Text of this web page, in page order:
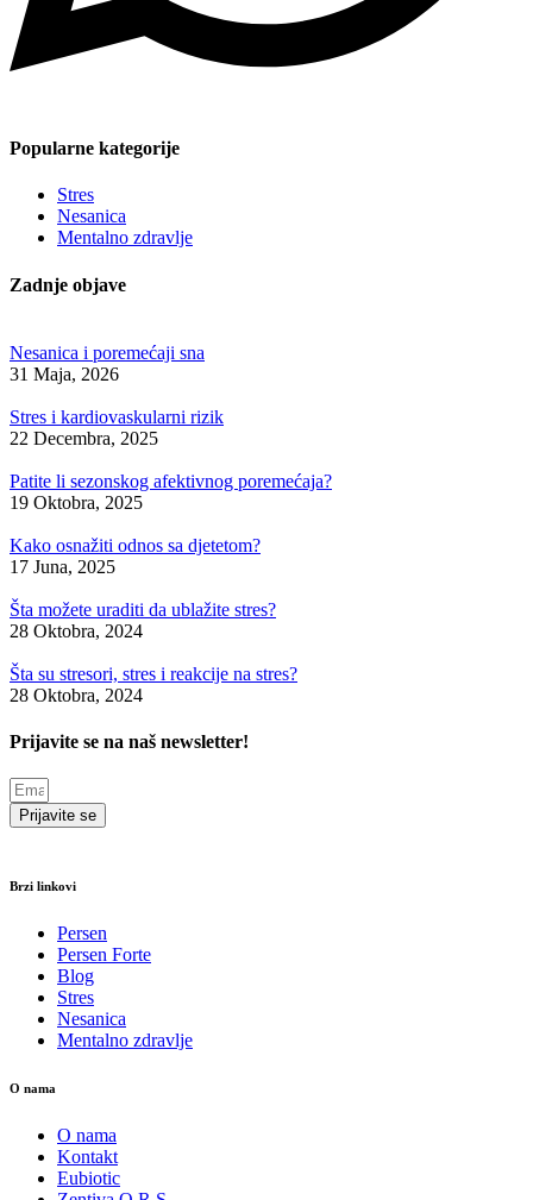
Popularne kategorije
Stres
Nesanica
Mentalno zdravlje
Zadnje objave
Nesanica i poremećaji sna
31 Maja, 2026
Stres i kardiovaskularni rizik
22 Decembra, 2025
Patite li sezonskog afektivnog poremećaja?
19 Oktobra, 2025
Kako osnažiti odnos sa djetetom?
17 Juna, 2025
Šta možete uraditi da ublažite stres?
28 Oktobra, 2024
Šta su stresori, stres i reakcije na stres?
28 Oktobra, 2024
Prijavite se na naš newsletter!
Prijavite se
Brzi linkovi
Persen
Persen Forte
Blog
Stres
Nesanica
Mentalno zdravlje
O nama
O nama
Kontakt
Eubiotic